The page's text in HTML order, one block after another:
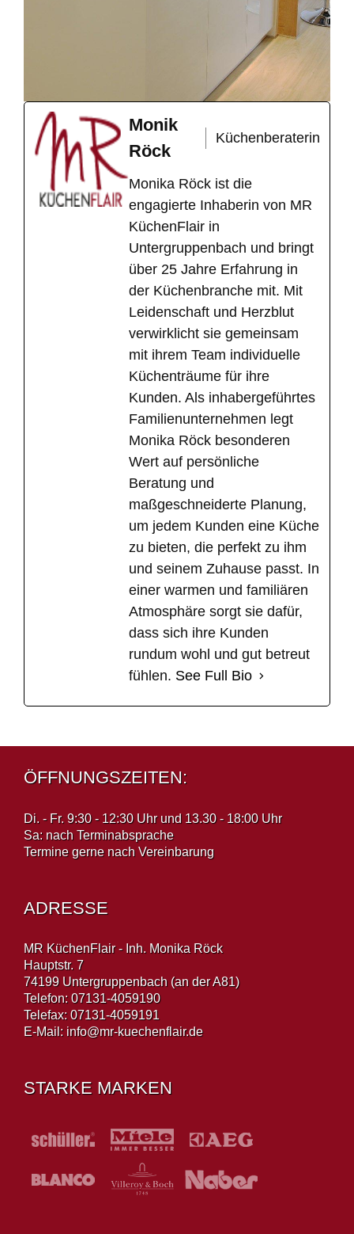
Monik
Röck
Küchenberaterin
Monika Röck ist die
engagierte Inhaberin von MR
KüchenFlair in
Untergruppenbach und bringt
über 25 Jahre Erfahrung in
der Küchenbranche mit. Mit
Leidenschaft und Herzblut
verwirklicht sie gemeinsam
mit ihrem Team individuelle
Küchenträume für ihre
Kunden. Als inhabergeführtes
Familienunternehmen legt
Monika Röck besonderen
Wert auf persönliche
Beratung und
maßgeschneiderte Planung,
um jedem Kunden eine Küche
zu bieten, die perfekt zu ihm
und seinem Zuhause passt. In
einer warmen und familiären
Atmosphäre sorgt sie dafür,
dass sich ihre Kunden
rundum wohl und gut betreut
fühlen. See Full Bio
ÖFFNUNGSZEITEN:
Di. - Fr. 9:30 - 12:30 Uhr und 13.30 - 18:00 Uhr
Sa: nach Terminabsprache
Termine gerne nach Vereinbarung
ADRESSE
MR KüchenFlair - Inh. Monika Röck
Hauptstr. 7
74199 Untergruppenbach (an der A81)
Telefon: 07131-4059190
Telefax: 07131-4059191
E-Mail: info@mr-kuechenflair.de
STARKE MARKEN